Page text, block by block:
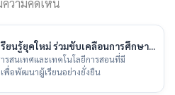
ความคิดเห็น
รียนรู้ยุคใหม่ ร่วมขับเคลื่อนการศึกษา
รสนเทศและเทคโนโลยีการสอนที่มี
พื่อพัฒนาผู้เรียนอย่างยั่งยืน